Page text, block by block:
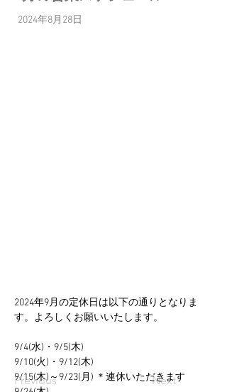
2024年8月28日
Previous Next
2024年9月の定休日は以下の通りとなりま
す。よろしくお願いいたします。
9/4(水)・9/5(木)
9/10(火)・9/12(木)
9/15(木)～9/23(月) ＊連休いただきます